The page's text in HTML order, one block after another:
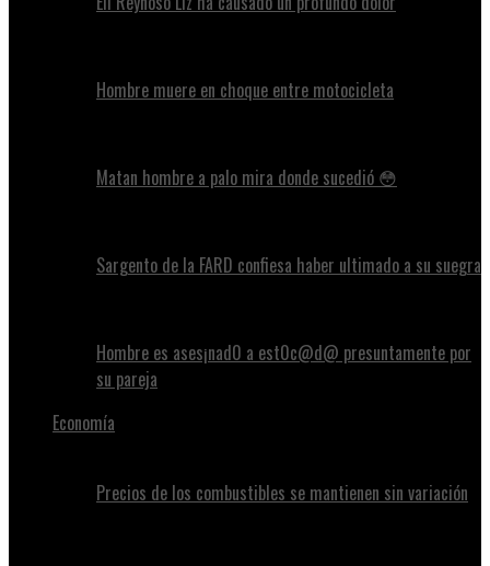
Hombre muere en choque entre motocicleta
Matan hombre a palo mira donde sucedió 😳
Sargento de la FARD confiesa haber ultimado a su suegra
Hombre es ases¡nad0 a est0c@d@ presuntamente por
su pareja
Economía
Precios de los combustibles se mantienen sin variación